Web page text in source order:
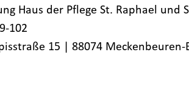
Haus der Pflege St. Raphael und
102
15 | 88074​ Meckenbeuren-